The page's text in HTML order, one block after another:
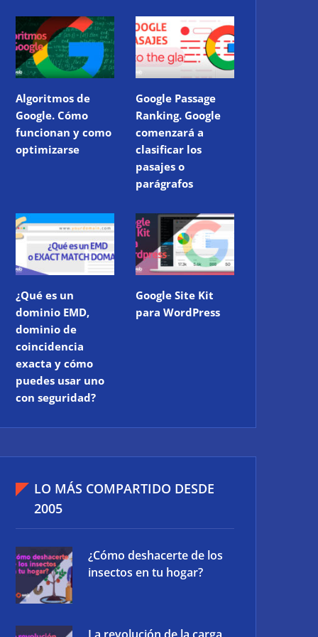
Algoritmos de
Google. Cómo
funcionan y como
optimizarse
Google Passage
Ranking. Google
comenzará a
clasificar los
pasajes o
parágrafos
¿Qué es un
dominio EMD,
dominio de
coincidencia
exacta y cómo
puedes usar uno
con seguridad?
Google Site Kit
para WordPress
LO MÁS COMPARTIDO DESDE
2005
¿Cómo deshacerte de los
insectos en tu hogar?
La revolución de la carga